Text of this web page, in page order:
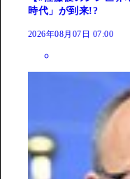
時代」が到来!?
2026年08月07日 07:00